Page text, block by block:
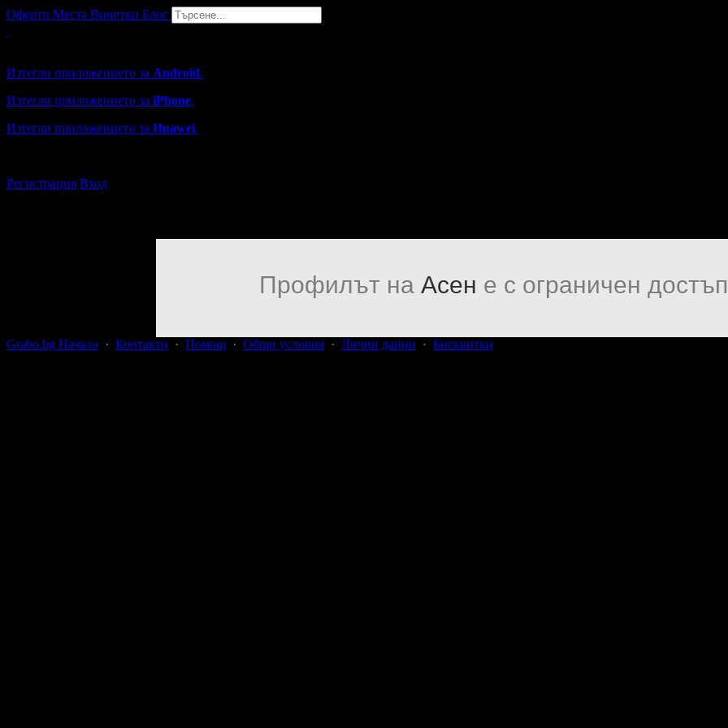
Оферти Места Винетки Блог
Изтегли приложението за Android.
Изтегли приложението за iPhone.
Изтегли приложението за Huawei.
Регистрация Вход
Профилът на Асен е с ограничен
Grabo.bg Начало · Контакти · Помощ · Общи условия · Лични данни · Бисквитки